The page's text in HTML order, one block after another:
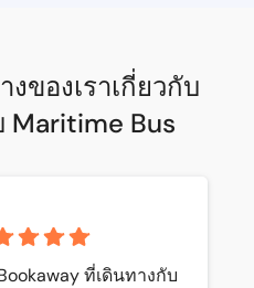
ของเราเกี่ยวกับ
Maritime Bus
ที่เดินทางกับ